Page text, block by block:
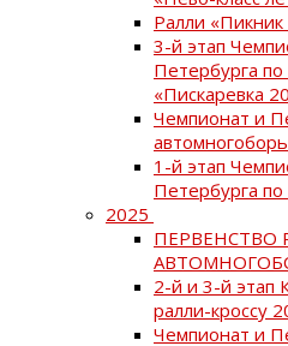
Ралли
3-й этап
Петербурга
«Пискаревка
Чемпионат и
1-й этап
Петербурга
2025
ПЕРВЕНСТВО
2-й и 3-й этап
ралли-кроссу
Чемпионат и